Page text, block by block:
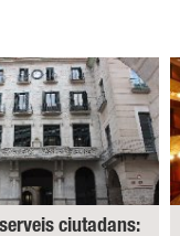
ciutadans: